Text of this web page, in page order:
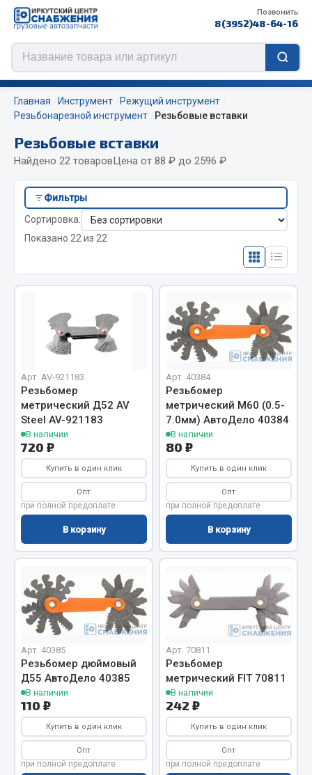
Позвонить
8(3952)48-64-16
Цепи противоскольжения
ЦЕПИ РОССИЯ
ЦЕПИ BOHU (Китай)
Изготовление цепей на колеса BOHU
QITONG
Весь раздел
Отопители салона, подогреватели
Автономные воздушные отопители
Жидкостные подогреватели
Отопители салона
Подогреватели тосола
Весь раздел
Автотовары
Автокаталоги
Аксессуары автомобильные
Аптечки и знаки автомобильные
Брызговики
Вентиляторы кабины
Вымпела
Показать ещё
Весь раздел
Смазочные материалы
Масла
Главная Инструмент
Режущий инструмент
Резьбонарезной инструмент
Резьбовые вставки
Резьбовые вставки
Найдено 22 товаровЦена от 88 ₽ до 2596 ₽
Фильтры
Сортировка:
Показано 22 из 22
Арт. AV-921183
Резьбомер
метрический Д52 AV
Steel AV-921183
В наличии
720 ₽
Купить в один клик
Опт
при полной предоплате
В корзину
Арт. 40384
Резьбомер
метрический М60 (0.5-
7.0мм) АвтоДело 40384
В наличии
80 ₽
Купить в один клик
Опт
при полной предоплате
В корзину
Арт. 40385
Резьбомер дюймовый
Д55 АвтоДело 40385
В наличии
110 ₽
Купить в один клик
Опт
при полной предоплате
Арт. 70811
Резьбомер
метрический FIT 70811
В наличии
242 ₽
Купить в один клик
Опт
при полной предоплате